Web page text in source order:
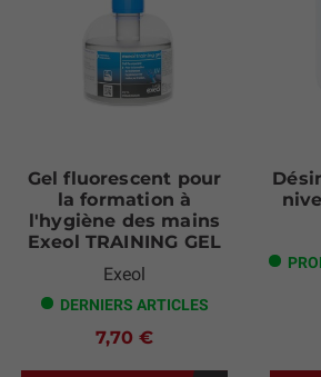
Gel fluorescent pour
la formation à
l'hygiène des mains
Exeol TRAINING GEL
Exeol
DERNIERS ARTICLES
7,70 €